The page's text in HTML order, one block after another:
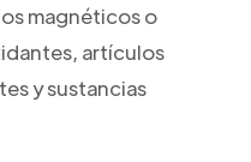
magnéticos o
artículos
y sustancias